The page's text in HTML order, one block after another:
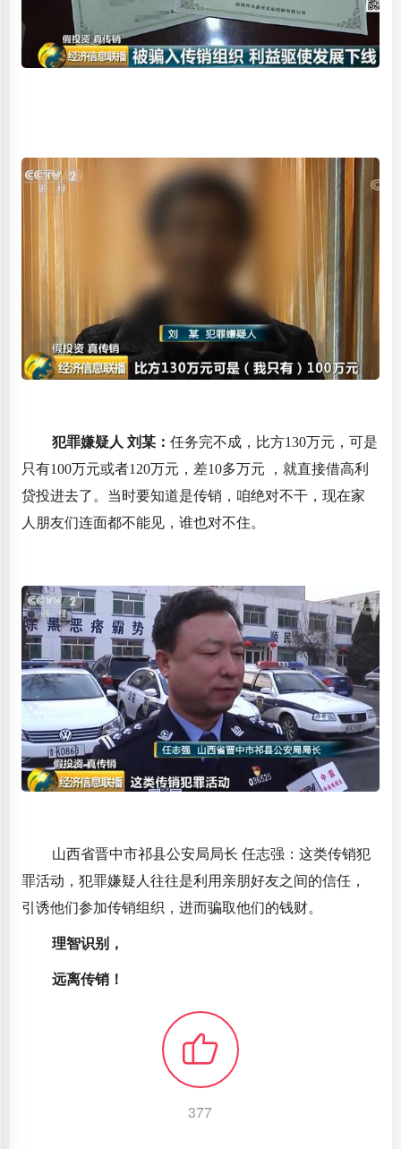
犯罪嫌疑人 刘某：任务完不成，比方130万元，可是
只有100万元或者120万元，差10多万元 ，就直接借高利
贷投进去了。当时要知道是传销，咱绝对不干，现在家
人朋友们连面都不能见，谁也对不住。
山西省晋中市祁县公安局局长 任志强：这类传销犯
罪活动，犯罪嫌疑人往往是利用亲朋好友之间的信任，
引诱他们参加传销组织，进而骗取他们的钱财。
理智识别，
远离传销！
377